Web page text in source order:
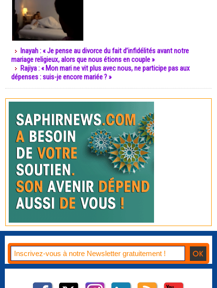
Inayah : « Je pense au divorce du fait d’infidélités avant notre
mariage religieux, alors que nous étions en couple »
Rajiya : « Mon mari ne vit plus avec nous, ne participe pas aux
dépenses : suis-je encore mariée ? »